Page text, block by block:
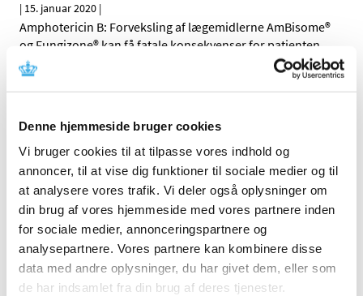
Denne hjemmeside bruger cookies
Vi bruger cookies til at tilpasse vores indhold og
annoncer, til at vise dig funktioner til sociale medier og til
at analysere vores trafik. Vi deler også oplysninger om
din brug af vores hjemmeside med vores partnere inden
for sociale medier, annonceringspartnere og
analysepartnere. Vores partnere kan kombinere disse
data med andre oplysninger, du har givet dem, eller som
de har indsamlet fra din brug af deres tjenester.
| 15. januar 2020 |
Amphotericin B: Forveksling af lægemidlerne AmBisome®
og Fungizone® kan få fatale konsekvenser for patienten
Opdatering af produktresumeer på grund af
|8. januar 2020|
Indehavere af markedsføringstilladelser til lægemidler,
der er godkendt efter den nationale procedure, den…
Bevilling til Albertslund Apotek
|8. januar 2020|
Lægemiddelstyrelsen har den 2. januar meddelt at Mia
Bendix Andersen får bevilling til at drive Albertslund…